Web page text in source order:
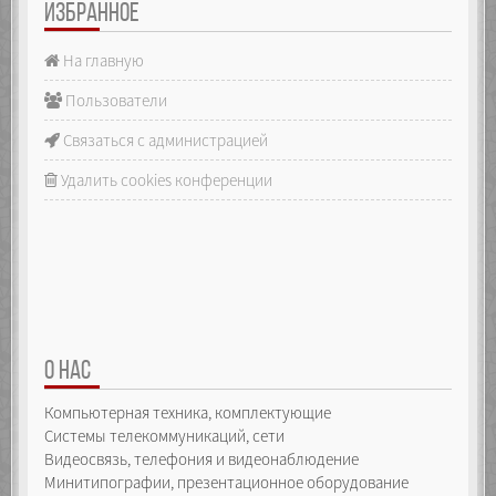
ИЗБРАННОЕ
На главную
Пользователи
Связаться с администрацией
Удалить cookies конференции
О НАС
Компьютерная техника, комплектующие
Системы телекоммуникаций, сети
Видеосвязь, телефония и видеонаблюдение
Минитипографии, презентационное оборудование